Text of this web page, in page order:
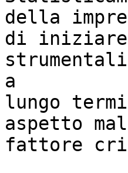
della
di
a
lungo
aspetto
fattore